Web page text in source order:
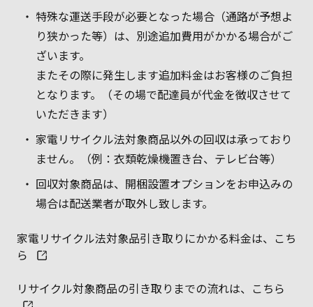
特殊な運送手段が必要となった場合（通路が予想よ
り狭かった等）は、別途追加費用がかかる場合がご
ざいます。
またその際に発生します追加料金はお客様のご負担
となります。（その場で配達員が代金を徴収させて
いただきます）
家電リサイクル法対象商品以外の回収は承っており
ません。（例：衣類乾燥機置き台、テレビ台等）
回収対象商品は、開梱設置オプションをお申込みの
場合は配送業者が取外し致します。
家電リサイクル法対象品引き取りにかかる料金は、こち
ら
リサイクル対象商品の引き取りまでの流れは、こちら